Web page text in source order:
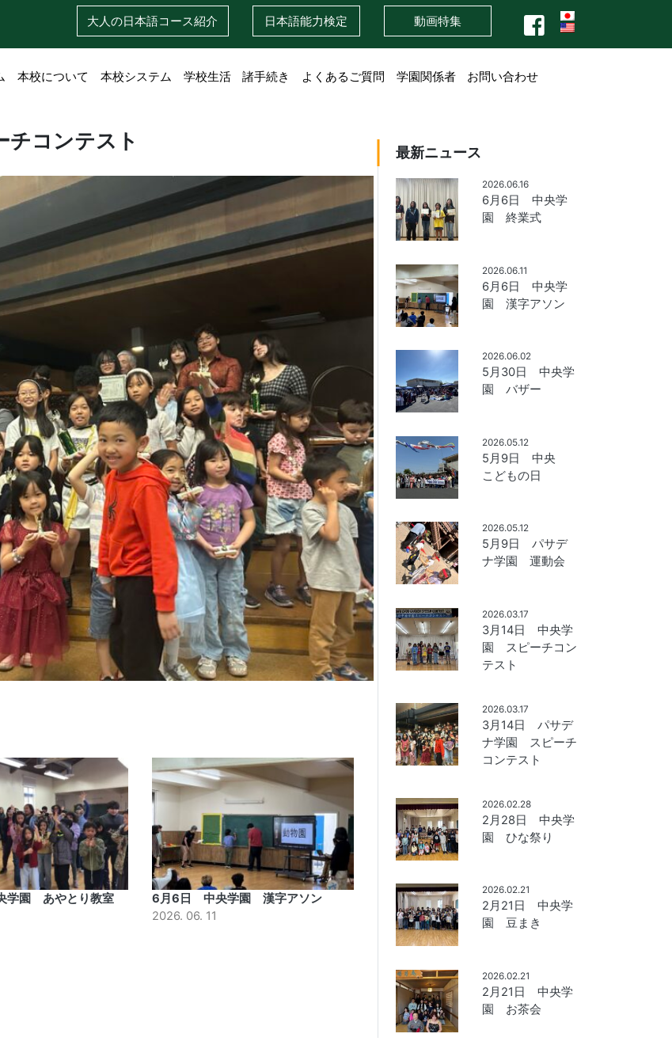
大人の日本語コース紹介 日本語能力検定 動画特集
本校について 本校システム 学校生活 諸手続き よくあるご質問 学園関係者 お問い合わせ
コンテスト
学園 あやとり教室
6月6日 中央学園 漢字アソン
2026. 06. 11
最新ニュース
2026.06.16
6月6日 中央学
園 終業式
2026.06.11
6月6日 中央学
園 漢字アソン
2026.06.02
5月30日 中央学
園 バザー
2026.05.12
5月9日 中央
こどもの日
2026.05.12
5月9日 パサデ
ナ学園 運動会
2026.03.17
3月14日 中央学
園 スピーチコン
テスト
2026.03.17
3月14日 パサデ
ナ学園 スピーチ
コンテスト
2026.02.28
2月28日 中央学
園 ひな祭り
2026.02.21
2月21日 中央学
園 豆まき
2026.02.21
2月21日 中央学
園 お茶会